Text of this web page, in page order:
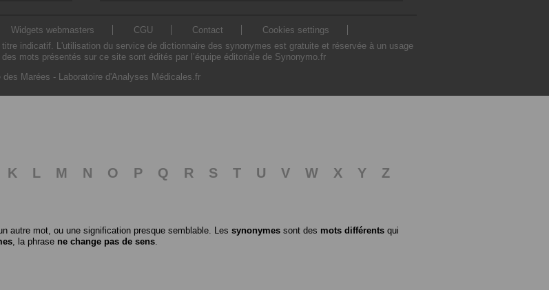
Widgets webmasters CGU Contact
Cookies settings
indicatif. L'utilisation du service de dictionnaire des synonymes est gratuite et réservée à un usage
mots présentés sur ce site sont édités par l’équipe éditoriale de Synonymo.fr
des Marées - Laboratoire d'Analyses Médicales.fr
K L M N O P Q R S T U V W X Y
Z
autre mot, ou une signification presque semblable. Les synonymes sont des mots différents qui
, la phrase ne change pas de sens